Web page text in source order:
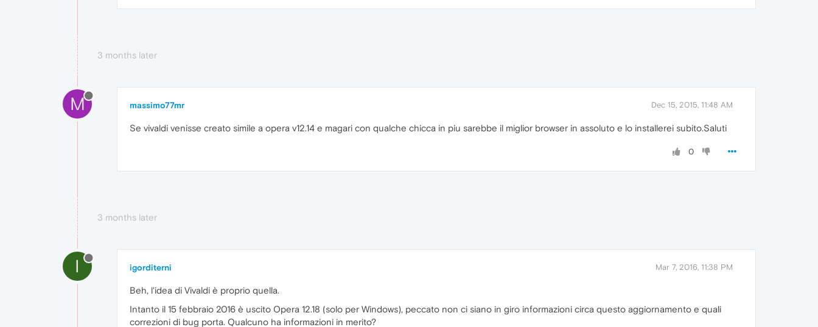
3 months later
M massimo77mr Dec 15, 2015, 11:48 AM
Se vivaldi venisse creato simile a opera v12.14 e magari con qualche chicca in piu sarebbe il miglior browser in assoluto e lo installerei subito.Saluti
0
3 months later
I igorditerni Mar 7, 2016, 11:38 PM
Beh, l'idea di Vivaldi è proprio quella.
Intanto il 15 febbraio 2016 è uscito Opera 12.18 (solo per Windows), peccato non ci siano in giro informazioni circa questo aggiornamento e quali
correzioni di bug porta. Qualcuno ha informazioni in merito?